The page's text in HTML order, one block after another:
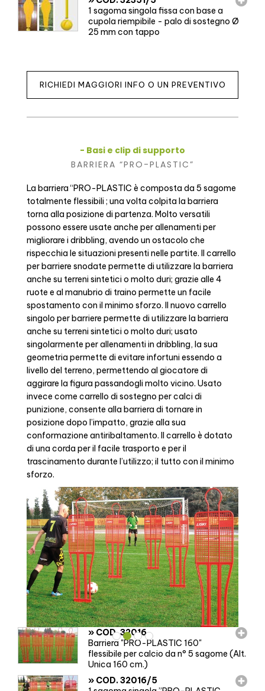
1 sagoma singola fissa con base a
cupola riempibile - palo di sostegno Ø
25 mm con tappo
RICHIEDI MAGGIORI INFO O UN PREVENTIVO
- Basi e clip di supporto
BARRIERA “PRO-PLASTIC”
La barriera “PRO-PLASTIC è composta da 5 sagome
totalmente flessibili ; una volta colpita la barriera
torna alla posizione di partenza. Molto versatili
possono essere usate anche per allenamenti per
migliorare i dribbling, avendo un ostacolo che
rispecchia le situazioni presenti nelle partite. Il carrello
per barriere snodate permette di utilizzare la barriera
anche su terreni sintetici o molto duri; grazie alle 4
ruote e al manubrio di traino permette un facile
spostamento con il minimo sforzo. Il nuovo carrello
singolo per barriere permette di utilizzare la barriera
anche su terreni sintetici o molto duri; usato
singolarmente per allenamenti in dribbling, la sua
geometria permette di evitare infortuni essendo a
livello del terreno, permettendo al giocatore di
aggirare la figura passandogli molto vicino. Usato
invece come carrello di sostegno per calci di
punizione, consente alla barriera di tornare in
posizione dopo l’impatto, grazie alla sua
conformazione antiribaltamento. Il carrello è dotato
di una corda per il facile trasporto e per il
trascinamento durante l’utilizzo; il tutto con il minimo
sforzo.
» COD. 32016
Barriera "PRO-PLASTIC 160"
flessibile per calcio da n° 5 sagome (Alt.
Unica 160 cm.)
» COD. 32016/5